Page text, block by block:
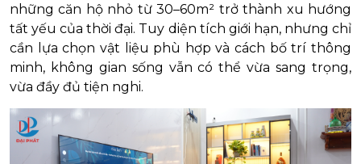
những căn hộ nhỏ từ 30–60m² trở thành xu hướng
tất yếu của thời đại. Tuy diện tích giới hạn, nhưng chỉ
cần lựa chọn vật liệu phù hợp và cách bố trí thông
minh, không gian sống vẫn có thể vừa sang trọng,
vừa đầy đủ tiện nghi.